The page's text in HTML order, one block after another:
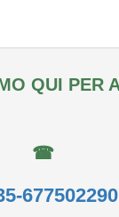
QUI PER
☎
677502290